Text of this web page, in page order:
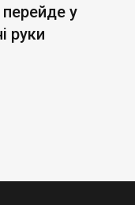
перейде у
руки